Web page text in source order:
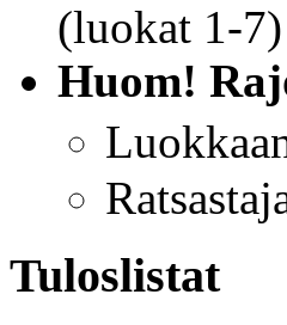
(luokat 1-7)
Huom!
Tuloslistat